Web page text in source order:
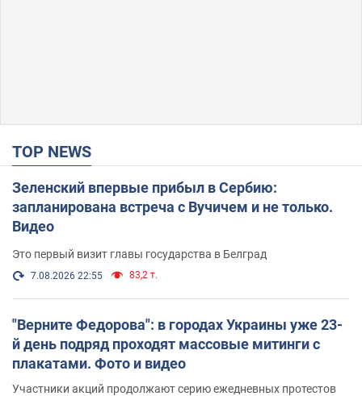
TOP NEWS
Зеленский впервые прибыл в Сербию:
запланирована встреча с Вучичем и не только.
Видео
Это первый визит главы государства в Белград
7.08.2026 22:55 83,2 т.
"Верните Федорова": в городах Украины уже 23-
й день подряд проходят массовые митинги с
плакатами. Фото и видео
Участники акций продолжают серию ежедневных протестов